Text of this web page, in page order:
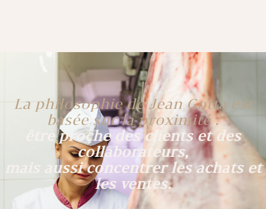
La philosophie de Jean Gotta est
basée sur la proximité :
être proche des clients et des
collaborateurs,
mais aussi concentrer les achats et
les ventes.